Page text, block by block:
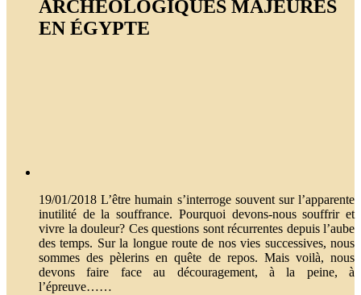
ARCHÉOLOGIQUES MAJEURES
EN ÉGYPTE
19/01/2018 L’être humain s’interroge souvent sur l’apparente
inutilité de la souffrance. Pourquoi devons-nous souffrir et
vivre la douleur? Ces questions sont récurrentes depuis l’aube
des temps. Sur la longue route de nos vies successives, nous
sommes des pèlerins en quête de repos. Mais voilà, nous
devons faire face au découragement, à la peine, à
l’épreuve……